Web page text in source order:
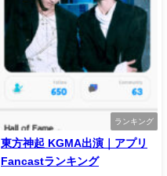
ランキング
東方神起 KGMA出演｜アプリ
Fancastランキング